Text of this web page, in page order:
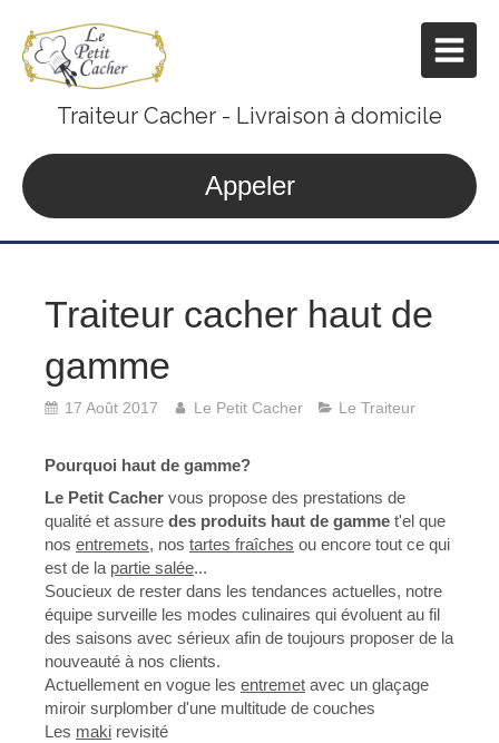
Traiteur Cacher - Livraison à domicile
Appeler
Traiteur cacher haut de
gamme
17 Août 2017 Le Petit Cacher Le Traiteur
Pourquoi haut de gamme?
Le Petit Cacher vous propose des prestations de
qualité et assure des produits haut de gamme t'el que
nos entremets, nos tartes fraîches ou encore tout ce qui
est de la partie salée...
Soucieux de rester dans les tendances actuelles, notre
équipe surveille les modes culinaires qui évoluent au fil
des saisons avec sérieux afin de toujours proposer de la
nouveauté à nos clients.
Actuellement en vogue les entremet avec un glaçage
miroir surplomber d'une multitude de couches
Les maki revisité